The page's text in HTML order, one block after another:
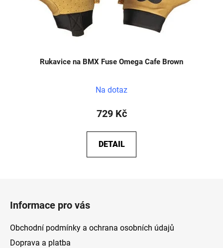
Rukavice na BMX Fuse Omega Cafe Brown
Na dotaz
729 Kč
DETAIL
Informace pro vás
Obchodní podmínky a ochrana osobních údajů
Doprava a platba